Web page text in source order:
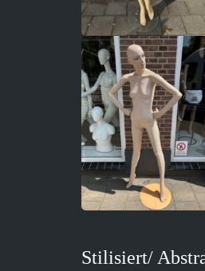
Stilisiert/